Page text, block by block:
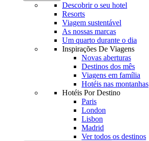
Descobrir o seu hotel
Resorts
Viagem sustentável
As nossas marcas
Um quarto durante o dia
Inspirações De Viagens
Novas aberturas
Destinos dos mês
Viagens em família
Hotéis nas montanhas
Hotéis Por Destino
Paris
London
Lisbon
Madrid
Ver todos os destinos